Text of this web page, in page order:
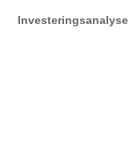
Investeringsanalyse